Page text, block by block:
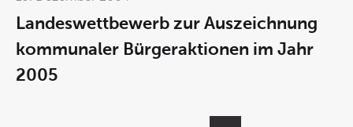
Landeswettbewerb zur Auszeichnung
kommunaler Bürgeraktionen im Jahr
2005